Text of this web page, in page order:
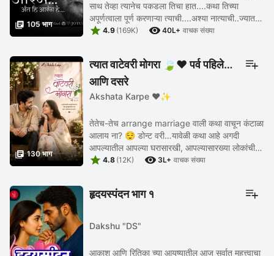
 105 भाग
साथ तेव्हा त्यानेच पकडला तिचा हात....कथा तिच्या
अपूर्णत्वाला पूर्ण करणाऱ्या त्याची....अश्या नात्याची..ज्यात
फक्त कर्तव्य आहे प्रेम नाही ...
 4.9 (169K)  40L+ वाचक संख्या
 130 भाग
त्यात वाटेवरी मोगरा 🍃❤️ पर्व पहिले
आणि दुसरे
Akshata Karpe ❤️✨
तेतेच-तेच arrange marriage वाली कथा वाचून कंटाळा
आलाय ना? 😌 डोन्ट वरी…यावेळी कथा आहे अगदी
आपल्यातील आपल्या घरासारखी, आपल्यासारख्या लोकांची,
आणि हो… "arrange marriage" पण त्या सगळ्यापेक्षा
 4.8 (12K)  3L+ वाचक संख्या
हृदयस्पंदन भाग १
Dakshu "DS"
आकाश आणि रितिका च्या आयुष्यातील आज सर्वात महत्त्वाचा